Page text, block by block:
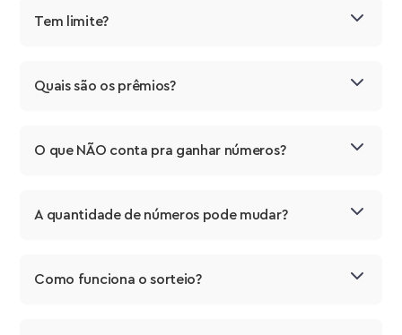
Tem limite?
Quais são os prêmios?
O que NÃO conta pra ganhar números?
A quantidade de números pode mudar?
Como funciona o sorteio?